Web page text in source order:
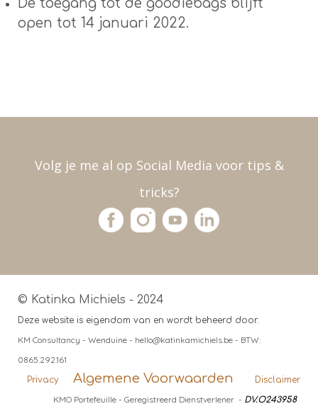
De toegang tot de goodiebags blijft
open tot 14 januari 2022.
Volg je me al op Social Media voor tips &
tricks?
© Katinka Michiels - 2024
Deze website is eigendom van en wordt beheerd door:
KM Consultancy - Wenduine - hello@katinkamichiels.be - BTW:
0865.292.161
Privacy Algemene Voorwaarden Disclaimer
KMO Portefeuille - Geregistreerd Dienstverlener - DV.O243958